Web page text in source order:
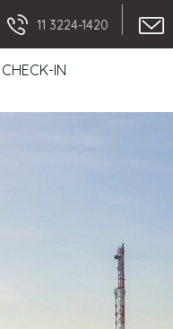
11 3224-1420
IN